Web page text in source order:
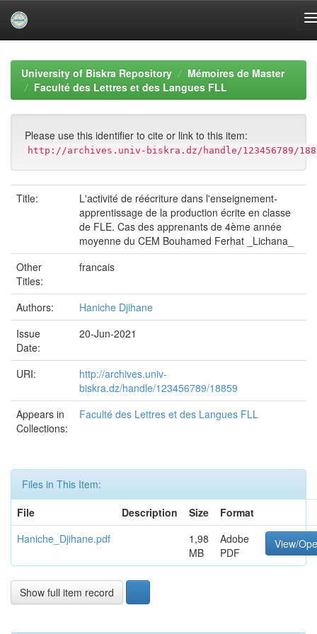
navigationUniversity of Biskra Repository
Mémoires de Master
Faculté des Lettres et des Langues FLL
Please use this identifier to cite or link to this item:
http://archives.univ-biskra.dz/handle/123456789/
Title:
L'activité de réécriture dans l'enseignement-
apprentissage de la production écrite en classe
de FLE. Cas des apprenants de 4ème année
moyenne du CEM Bouhamed Ferhat _Lichana_
Other
Titles:
francais
Authors:
Haniche Djihane
Issue
Date:
20-Jun-2021
URI:
http://archives.univ-
biskra.dz/handle/123456789/18859
Appears in
Collections:
Faculté des Lettres et des Langues FLL
Files in This Item:
File
Description Size
Format
Haniche_Djihane.pdf
1,98
MB
Adobe
PDF
View/
Show full item record